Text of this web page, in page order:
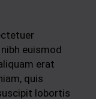
euismod
erat
quis
lobortis